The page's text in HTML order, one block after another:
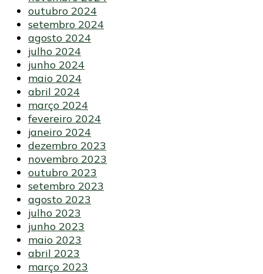
outubro 2024
setembro 2024
agosto 2024
julho 2024
junho 2024
maio 2024
abril 2024
março 2024
fevereiro 2024
janeiro 2024
dezembro 2023
novembro 2023
outubro 2023
setembro 2023
agosto 2023
julho 2023
junho 2023
maio 2023
abril 2023
março 2023